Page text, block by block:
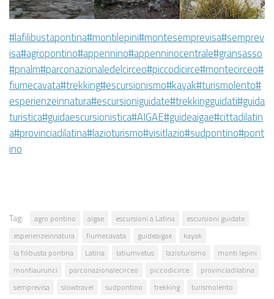
#lafilibustapontina#montilepini#montesemprevisa#semprev
isa#agropontino#appennino#appenninocentrale#gransasso
#pnalm#parconazionaledelcirceo#piccodicirce#montecirceo#
fiumecavata#trekking#escursionismo#kayak#turismolento#
esperienzeinnatura#escursioniguidate#trekkingguidati#guida
turistica#guidaescursionistica#AIGAE#guideaigae#cittadilatin
a#provinciadilatina#lazioturismo#visitlazio#sudpontino#pont
ino
Tag: agro pontino aigae escursioni a Latina
escursioni guidate
esperienzeinnatura
fiumecavata guideaigae
kayak
la filibusta pontina
Latina latiumvetus lazioturismo
monti lepini
montiaurunci
parconazionalecirceo piccodicirce
provinciadilatina
semprevisa
slowtravel sudpontino trekking turismolento